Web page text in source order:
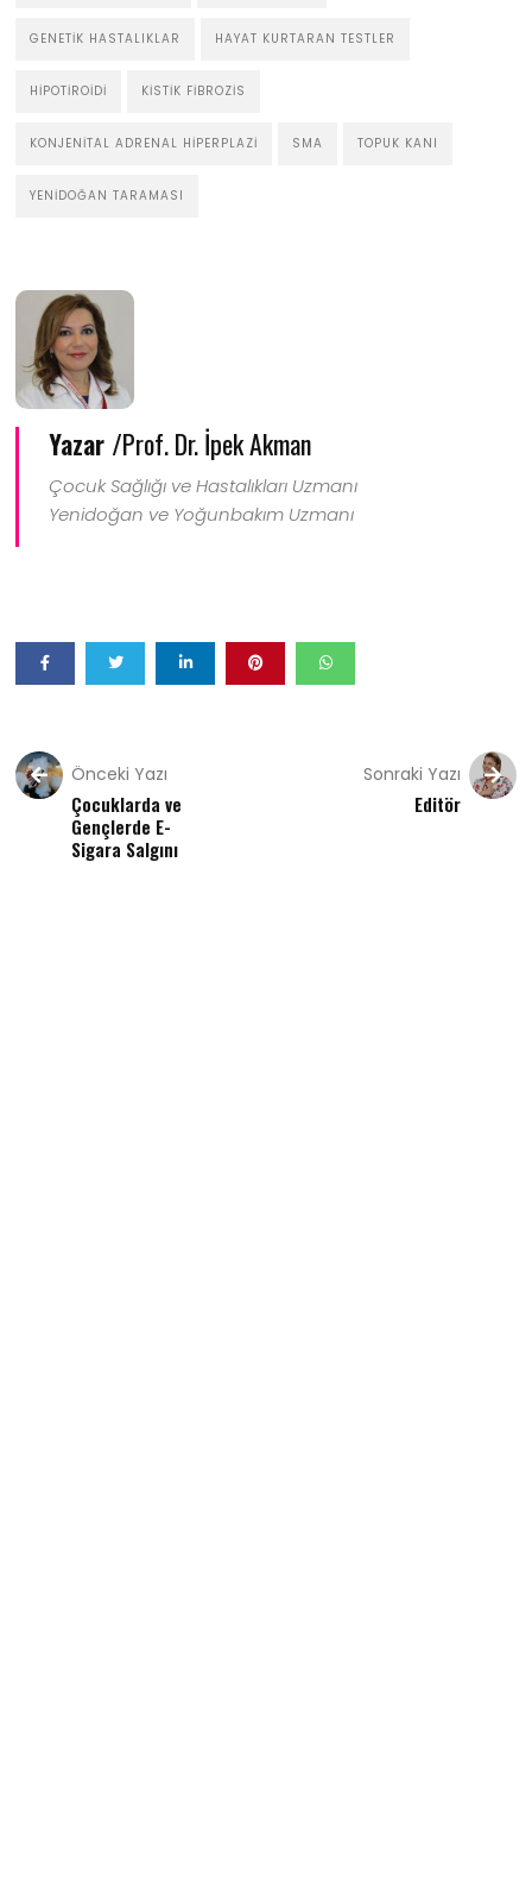
GENETIK HASTALIKLAR HAYAT KURTARAN TESTLER
HIPOTIROIDI KISTIK FIBROZIS
KONJENITAL ADRENAL HIPERPLAZI SMA TOPUK KANI
YENIDOĞAN TARAMASI
Yazar /Prof. Dr. İpek Akman
Çocuk Sağlığı ve Hastalıkları Uzmanı
Yenidoğan ve Yoğunbakım Uzmanı
Önceki Yazı
Çocuklarda ve
Gençlerde E-
Sigara Salgını
Sonraki Yazı
Editör